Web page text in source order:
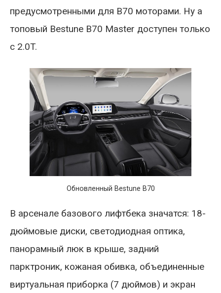
предусмотренными для B70 моторами. Ну а
топовый Bestune B70 Master доступен только
с 2.0T.
Обновленный Bestune B70
В арсенале базового лифтбека значатся: 18-
дюймовые диски, светодиодная оптика,
панорамный люк в крыше, задний
парктроник, кожаная обивка, объединенные
виртуальная приборка (7 дюймов) и экран